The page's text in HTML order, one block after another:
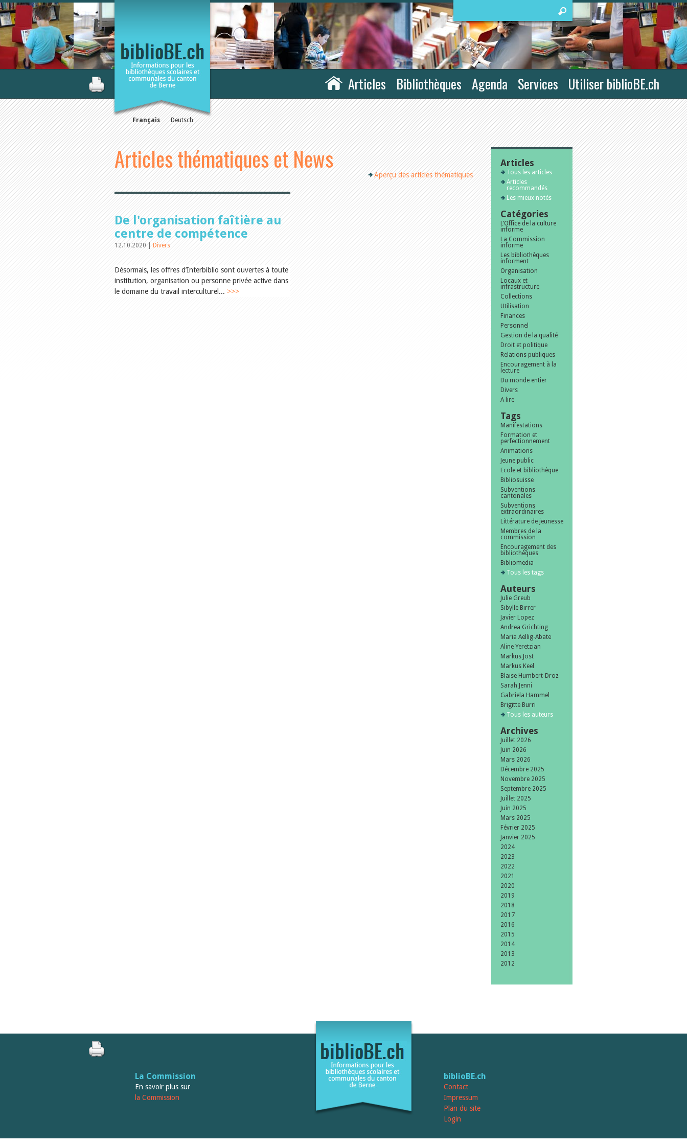
Français Deutsch
Articles Bibliothèques Agenda Services Utiliser biblioBE.ch
Articles thématiques et News
Aperçu des articles thématiques
De l'organisation faîtière au
centre de compétence
12.10.2020 | Divers
Désormais, les offres d’Interbiblio sont ouvertes à toute
institution, organisation ou personne privée active dans
le domaine du travail interculturel... >>>
Articles
Tous les articles
Articles
recommandés
Les mieux notés
Catégories
L’Office de la culture
informe
La Commission
informe
Les bibliothèques
informent
Organisation
Locaux et
infrastructure
Collections
Utilisation
Finances
Personnel
Gestion de la qualité
Droit et politique
Relations publiques
Encouragement à la
lecture
Du monde entier
Divers
A lire
Tags
Manifestations
Formation et
perfectionnement
Animations
Jeune public
Ecole et bibliothèque
Bibliosuisse
Subventions
cantonales
Subventions
extraordinaires
Littérature de jeunesse
Membres de la
commission
Encouragement des
bibliothèques
Bibliomedia
Tous les tags
Auteurs
Julie Greub
Sibylle Birrer
Javier Lopez
Andrea Grichting
Maria Aellig-Abate
Aline Yeretzian
Markus Jost
Markus Keel
Blaise Humbert-Droz
Sarah Jenni
Gabriela Hammel
Brigitte Burri
Tous les auteurs
Archives
Juillet 2026
Juin 2026
Mars 2026
Décembre 2025
Novembre 2025
Septembre 2025
Juillet 2025
Juin 2025
Mars 2025
Février 2025
Janvier 2025
2024
2023
2022
2021
2020
2019
2018
2017
2016
2015
2014
2013
2012
La Commission
En savoir plus sur
la Commission
biblioBE.ch
Contact
Impressum
Plan du site
Login